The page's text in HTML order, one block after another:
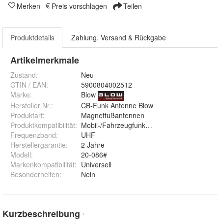
Merken Preis vorschlagen Teilen
Produktdetails Zahlung, Versand & Rückgabe
Artikelmerkmale
Zustand:
Neu
GTIN / EAN:
5900804002512
Marke:
Blow
Hersteller Nr.:
CB-Funk Antenne Blow
Produktart:
Magnetfußantennen
Produktkompatibilität: Mobil-/Fahrzeugfunkgerät
Frequenzband:
UHF
Herstellergarantie:
2 Jahre
Modell:
20-086#
Markenkompatibilität: Universell
Besonderheiten: Nein
Kurzbeschreibung *